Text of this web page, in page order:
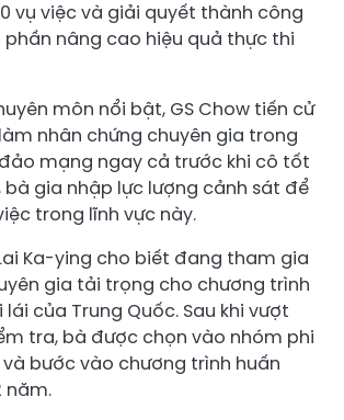
vụ việc và giải quyết thành công
phần nâng cao hiệu quả thực thi
môn nổi bật, GS Chow tiến cử
nhân chứng chuyên gia trong
mạng ngay cả trước khi cô tốt
bà gia nhập lực lượng cảnh sát để
trong lĩnh vực này.
Ka-ying cho biết đang tham gia
gia tải trọng cho chương trình
của Trung Quốc. Sau khi vượt
tra, bà được chọn vào nhóm phi
bước vào chương trình huấn
năm.